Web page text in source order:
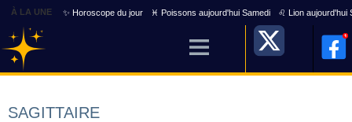
À LA UNE ✨ Horoscope du jour ♓ Poissons aujourd'hui Samedi ♌ Lion aujourd'hui
SAGITTAIRE